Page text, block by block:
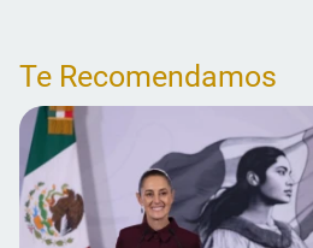
Te Recomendamos